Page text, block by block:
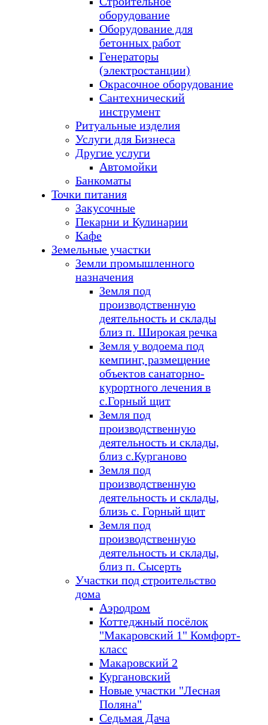
оборудование
Оборудование для
бетонных работ
Генераторы
(электростанции)
Окрасочное оборудование
Сантехнический
инструмент
Ритуальные изделия
Услуги для Бизнеса
Другие услуги
Автомойки
Банкоматы
Точки питания
Закусочные
Пекарни и Кулинарии
Кафе
Земельные участки
Земли промышленного
назначения
Земля под
производственную
деятельность и склады
близ п. Широкая речка
Земля у водоема под
кемпинг, размещение
объектов санаторно-
курортного лечения в
с.Горный щит
Земля под
производственную
деятельность и склады,
близ с.Курганово
Земля под
производственную
деятельность и склады,
близь с. Горный щит
Земля под
производственную
деятельность и склады,
близ п. Сысерть
Участки под строительство
дома
Аэродром
Коттеджный посёлок
"Макаровский 1" Комфорт-
класс
Макаровский 2
Кургановский
Новые участки "Лесная
Поляна"
Седьмая Дача